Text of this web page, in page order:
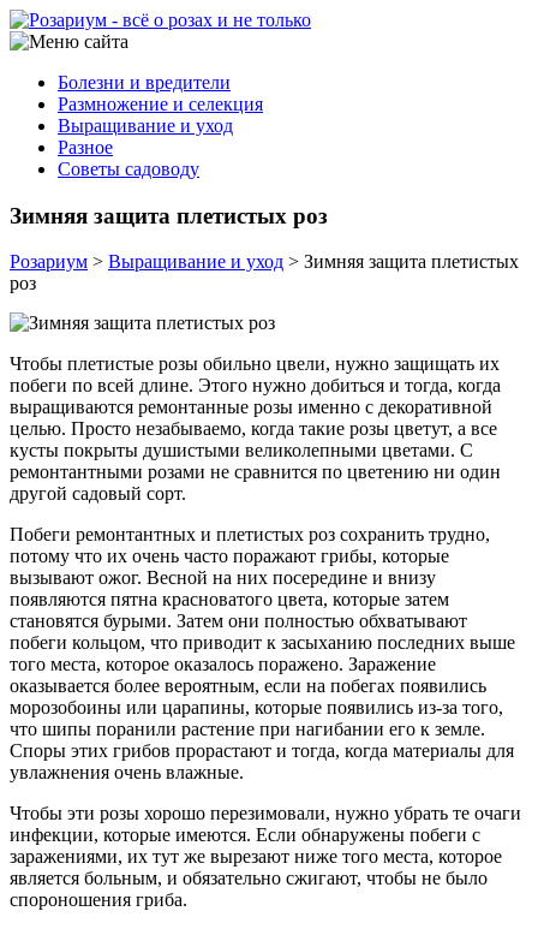
Болезни и вредители
Размножение и селекция
Выращивание и уход
Разное
Советы садоводу
Зимняя защита плетистых роз
Розариум > Выращивание и уход > Зимняя защита плетистых
роз
Чтобы плетистые розы обильно цвели, нужно защищать их
побеги по всей длине. Этого нужно добиться и тогда, когда
выращиваются ремонтанные розы именно с декоративной
целью. Просто незабываемо, когда такие розы цветут, а все
кусты покрыты душистыми великолепными цветами. С
ремонтантными розами не сравнится по цветению ни один
другой садовый сорт.
Побеги ремонтантных и плетистых роз сохранить трудно,
потому что их очень часто поражают грибы, которые
вызывают ожог. Весной на них посередине и внизу
появляются пятна красноватого цвета, которые затем
становятся бурыми. Затем они полностью обхватывают
побеги кольцом, что приводит к засыханию последних выше
того места, которое оказалось поражено. Заражение
оказывается более вероятным, если на побегах появились
морозобоины или царапины, которые появились из-за того,
что шипы поранили растение при нагибании его к земле.
Споры этих грибов прорастают и тогда, когда материалы для
увлажнения очень влажные.
Чтобы эти розы хорошо перезимовали, нужно убрать те очаги
инфекции, которые имеются. Если обнаружены побеги с
заражениями, их тут же вырезают ниже того места, которое
является больным, и обязательно сжигают, чтобы не было
спороношения гриба.